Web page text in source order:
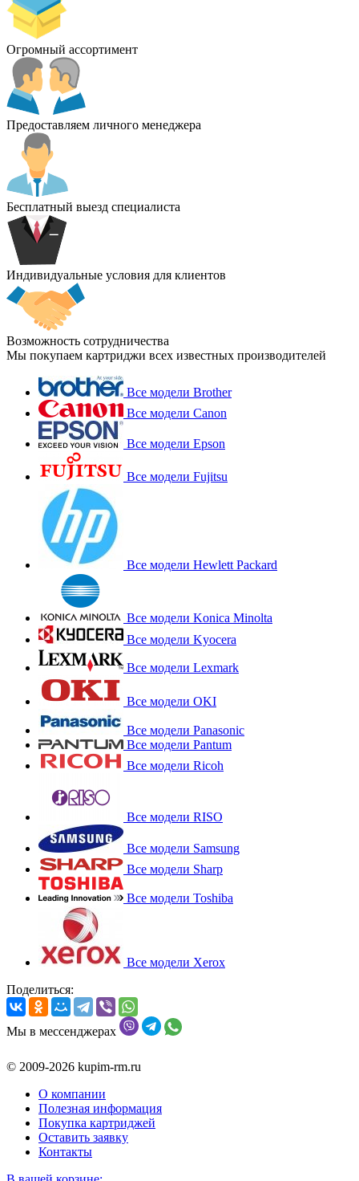
Огромный ассортимент
Предоставляем личного менеджера
Бесплатный выезд специалиста
Индивидуальные условия для клиентов
Возможность сотрудничества
Мы покупаем картриджи всех известных производителей
Все модели Brother
Все модели Canon
Все модели Epson
Все модели Fujitsu
Все модели Hewlett Packard
Все модели Konica Minolta
Все модели Kyocera
Все модели Lexmark
Все модели OKI
Все модели Panasonic
Все модели Pantum
Все модели Ricoh
Все модели RISO
Все модели Samsung
Все модели Sharp
Все модели Toshiba
Все модели Xerox
Поделиться:
Мы в мессенджерах
© 2009-2026 kupim-rm.ru
О компании
Полезная информация
Покупка картриджей
Оставить заявку
Контакты